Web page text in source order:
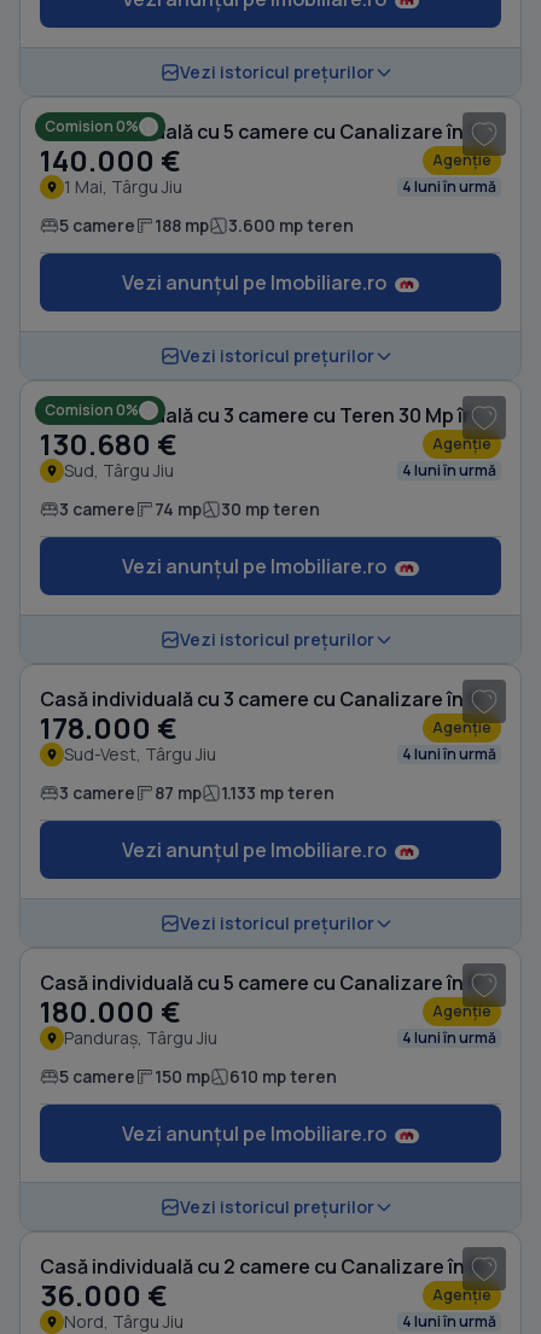
Vezi istoricul prețurilor
Comision 0% Casă individuală cu 5 camere cu Canalizare în 1 Mai
140.000 € Agenție
1 Mai, Târgu Jiu 4 luni în urmă
5 camere 188 mp 3.600 mp teren
Vezi anunțul pe Imobiliare.ro
Vezi istoricul prețurilor
Comision 0% Casă individuală cu 3 camere cu Teren 30 Mp în Sud
130.680 € Agenție
Sud, Târgu Jiu 4 luni în urmă
3 camere 74 mp 30 mp teren
Vezi anunțul pe Imobiliare.ro
Vezi istoricul prețurilor
Casă individuală cu 3 camere cu Canalizare în Sud-Vest
178.000 € Agenție
Sud-Vest, Târgu Jiu 4 luni în urmă
3 camere 87 mp 1.133 mp teren
Vezi anunțul pe Imobiliare.ro
Vezi istoricul prețurilor
Casă individuală cu 5 camere cu Canalizare în Panduraș
180.000 € Agenție
Panduraș, Târgu Jiu 4 luni în urmă
5 camere 150 mp 610 mp teren
Vezi anunțul pe Imobiliare.ro
Vezi istoricul prețurilor
Casă individuală cu 2 camere cu Canalizare în Nord
36.000 € Agenție
Nord, Târgu Jiu 4 luni în urmă